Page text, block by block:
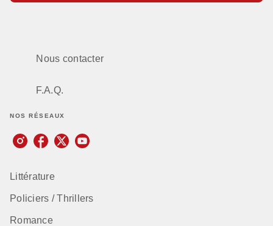
Nous contacter
F.A.Q.
NOS RÉSEAUX
Littérature
Policiers / Thrillers
Romance